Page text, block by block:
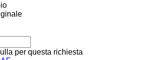
per questa richiesta